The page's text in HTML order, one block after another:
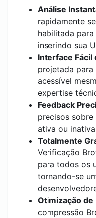
Análise
rapidamente
habilitada
inserindo sua
Interface Fácil
projetada para
acessível
expertise
Feedback
precisos sobre
ativa ou
Totalmente
Verificação
para todos os
tornando-se
Otimização de
compressão